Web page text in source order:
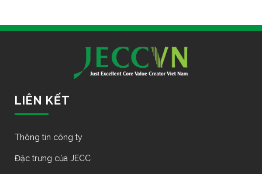
LIÊN KẾT
Thông tin công ty
Đặc trưng của JECC